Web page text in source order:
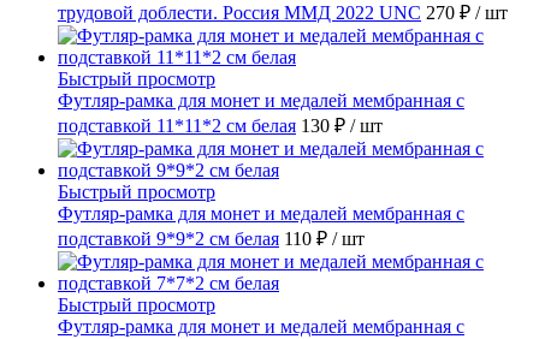
трудовой доблести. Россия ММД 2022 UNC 270 ₽ / шт
Быстрый просмотр
Футляр-рамка для монет и медалей мембранная с
подставкой 11*11*2 см белая 130 ₽ / шт
Быстрый просмотр
Футляр-рамка для монет и медалей мембранная с
подставкой 9*9*2 см белая 110 ₽ / шт
Быстрый просмотр
Футляр-рамка для монет и медалей мембранная с